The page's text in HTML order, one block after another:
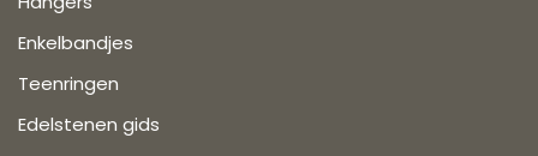
Enkelbandjes
Teenringen
Edelstenen gids